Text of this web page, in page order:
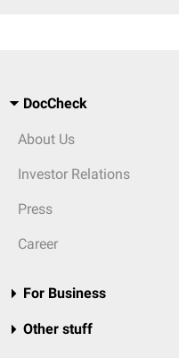
DocCheck
About Us
Investor Relations
Press
Career
For Business
Other stuff